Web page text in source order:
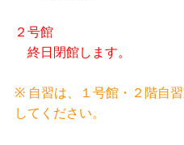
２号館
終日閉館します。
※ 自習は、１号館・２階自
してください。